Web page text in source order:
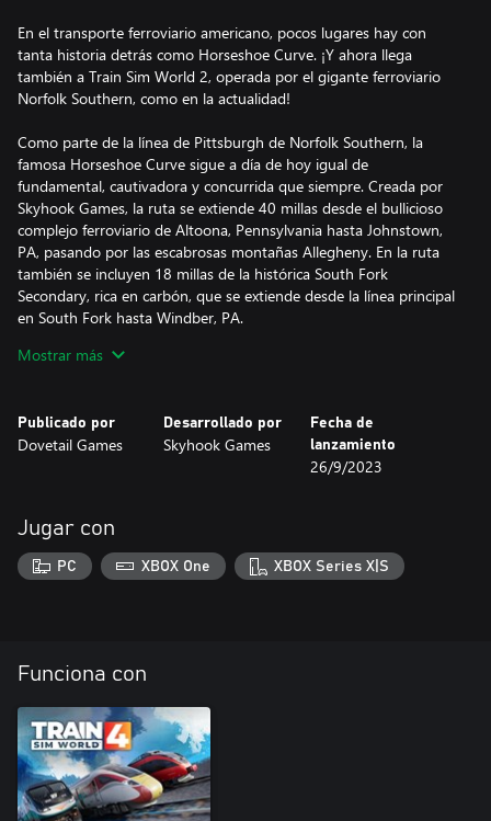
En el transporte ferroviario americano, pocos lugares hay con
tanta historia detrás como Horseshoe Curve. ¡Y ahora llega
también a Train Sim World 2, operada por el gigante ferroviario
Norfolk Southern, como en la actualidad!
Como parte de la línea de Pittsburgh de Norfolk Southern, la
famosa Horseshoe Curve sigue a día de hoy igual de
fundamental, cautivadora y concurrida que siempre. Creada por
Skyhook Games, la ruta se extiende 40 millas desde el bullicioso
complejo ferroviario de Altoona, Pennsylvania hasta Johnstown,
PA, pasando por las escabrosas montañas Allegheny. En la ruta
también se incluyen 18 millas de la histórica South Fork
Secondary, rica en carbón, que se extiende desde la línea principal
en South Fork hasta Windber, PA.
Para superar las montañas Allegheny y transportar todo tipo de
la diésel General Electric ES44AC moderna de Norfolk Southern,
así como trabajar a bordo de su venerable EMD GP38-2.
Mostrar más
Publicado por
Dovetail Games
Desarrollado por
Skyhook Games
Fecha de
lanzamiento
26/9/2023
Jugar con
PC XBOX One XBOX Series X|S
Funciona con